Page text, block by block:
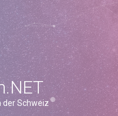
der Schweiz